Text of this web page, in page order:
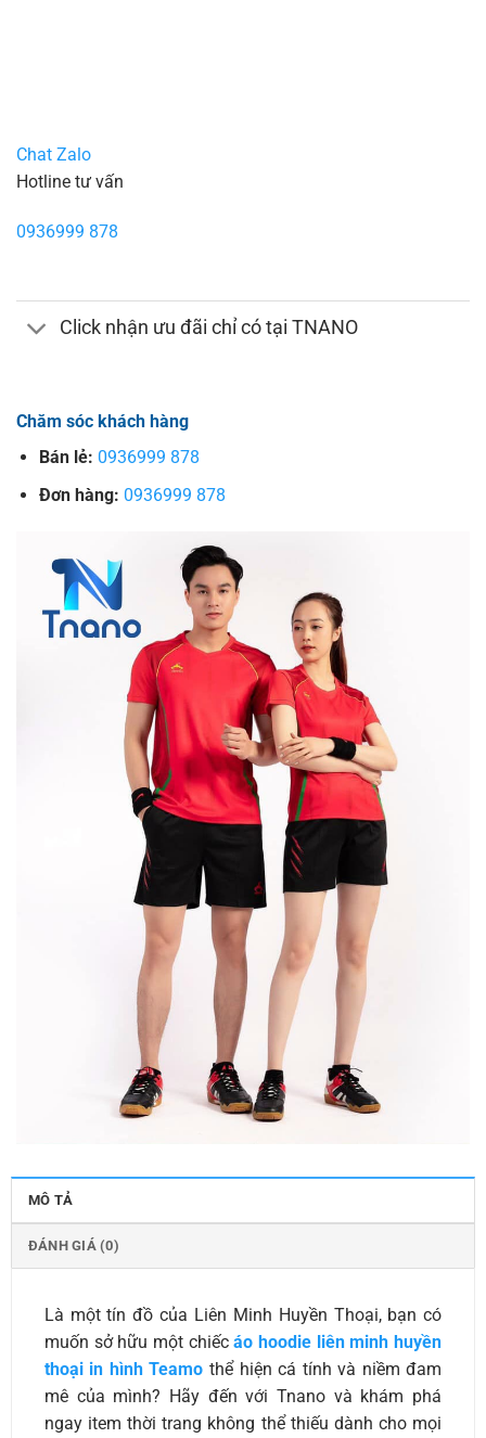
Chat Zalo
Hotline tư vấn
0936999 878
Click nhận ưu đãi chỉ có tại TNANO
Chăm sóc khách hàng
Bán lẻ: 0936999 878
Đơn hàng: 0936999 878
MÔ TẢ
ĐÁNH GIÁ (0)
Là một tín đồ của Liên Minh Huyền Thoại, bạn có
muốn sở hữu một chiếcáo hoodie liên minh huyền
thoại in hình Teamo thể hiện cá tính và niềm đam
mê của mình? Hãy đến với Tnano và khám phá
ngay item thời trang không thể thiếu dành cho mọi